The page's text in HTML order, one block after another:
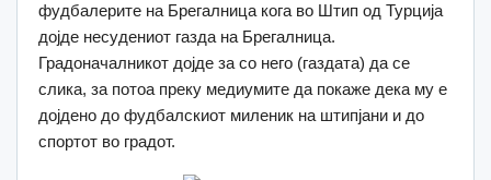
фудбалерите на Брегалница кога во Штип од Турција
дојде несудениот газда на Брегалница.
Градоначалникот дојде за со него (газдата) да се
слика, за потоа преку медиумите да покаже дека му е
дојдено до фудбалскиот миленик на штипјани и до
спортот во градот.